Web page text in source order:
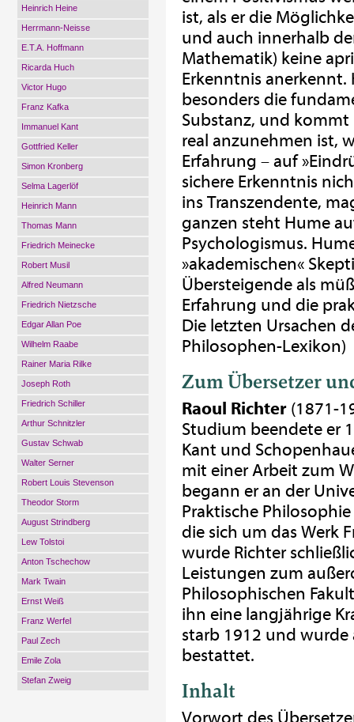
Heinrich Heine
Herrmann-Neisse
E.T.A. Hoffmann
Ricarda Huch
Victor Hugo
Franz Kafka
Immanuel Kant
Gottfried Keller
Simon Kronberg
Selma Lagerlöf
Heinrich Mann
Thomas Mann
Friedrich Meinecke
Robert Musil
Alfred Neumann
Friedrich Nietzsche
Edgar Allan Poe
Wilhelm Raabe
Rainer Maria Rilke
Joseph Roth
Friedrich Schiller
Arthur Schnitzler
Gustav Schwab
Walter Serner
Robert Louis Stevenson
Theodor Storm
August Strindberg
Lew Tolstoi
Anton Tschechow
Mark Twain
Ernst Weiß
Franz Werfel
Paul Zech
Emile Zola
Stefan Zweig
ist, als er die
und auch innerhalb
Mathematik) keine
Erkenntnis anerkennt.
besonders die
Substanz, und kommt
real anzunehmen ist,
Erfahrung – auf
sichere Erkenntnis
ins Transzendente,
ganzen steht Hume
Psychologismus.
»akademischen«
Übersteigende als
Erfahrung und die
Die letzten Ursachen
Philosophen-Lexikon)
Zum Übersetzer
Raoul Richter (1871-
Studium beendete er
Kant und
mit einer Arbeit zum
begann er an der
Praktische
die sich um das Werk
wurde Richter
Leistungen zum
Philosophischen
ihn eine langjährige
starb 1912 und wurde
bestattet.
Inhalt